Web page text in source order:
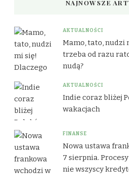
NAJNOWSZE
AKTUALNOŚCI
Mamo, tato, nudzi
trzeba od razu
nudą?
AKTUALNOŚCI
Indie coraz bliżej
wakacjach
FINANSE
Nowa ustawa
7 sierpnia.
nie wszyscy